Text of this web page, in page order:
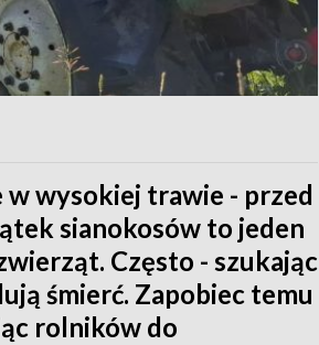
w wysokiej trawie - przed
sianokosów to jeden
Często - szukając
śmierć. Zapobiec temu
rolników do